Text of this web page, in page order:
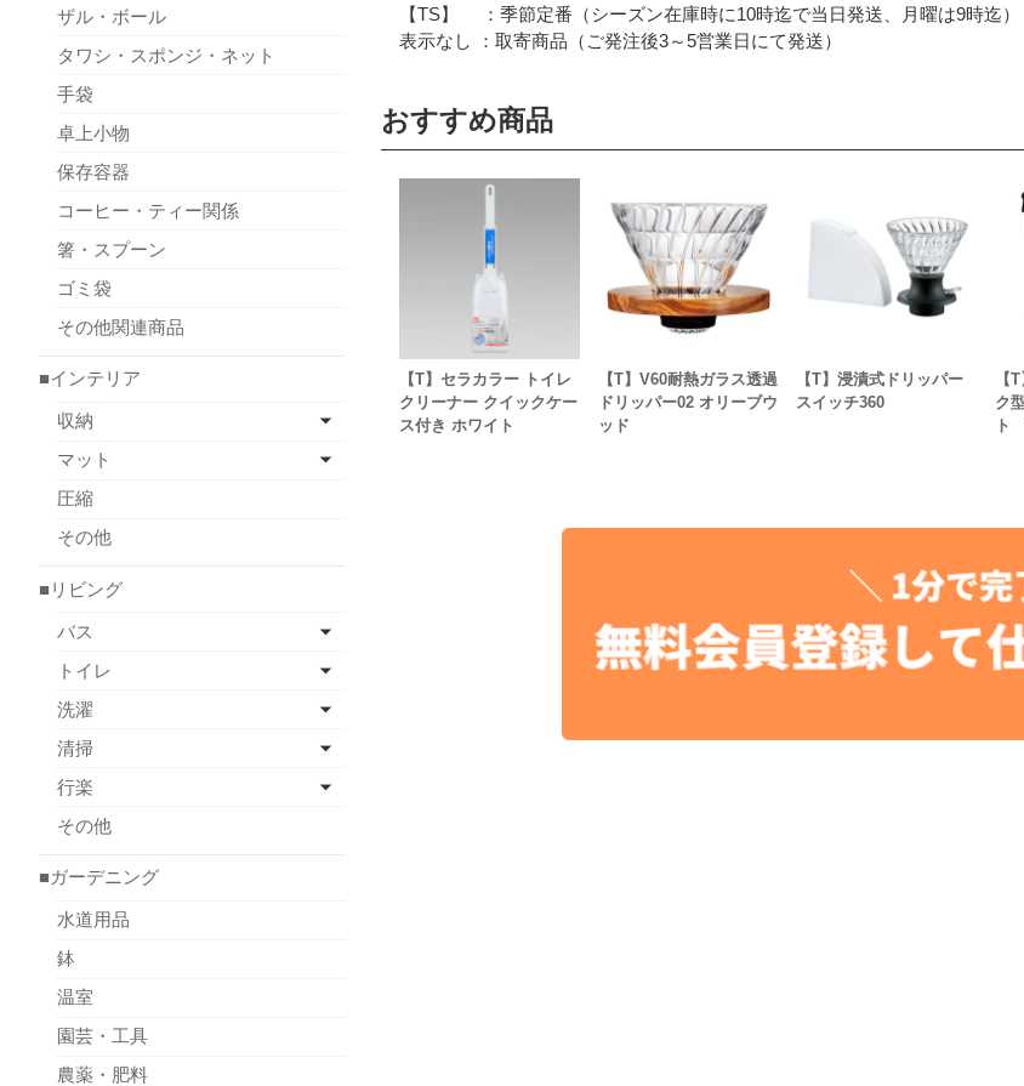
【TS】 ：季節定番（シーズン在庫時に10時迄で当日発送、月曜は9時迄）
表示なし ：取寄商品（ご発注後3～5営業日にて発送）
おすすめ商品
【T】セラカラー トイレ
クリーナー クイックケー
ス付き ホワイト
【T】V60耐熱ガラス透過
ドリッパー02 オリーブウ
ッド
【T】浸漬式ドリッパー
スイッチ360
【
ク
ト
ザル・ボール
タワシ・スポンジ・ネット
手袋
卓上小物
保存容器
コーヒー・ティー関係
箸・スプーン
ゴミ袋
その他関連商品
■インテリア
収納
マット
圧縮
その他
■リビング
バス
トイレ
洗濯
清掃
行楽
その他
■ガーデニング
水道用品
鉢
温室
園芸・工具
農薬・肥料